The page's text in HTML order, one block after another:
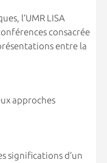
l’UMR LISA
consacrée
entre la
approches
significations d’un